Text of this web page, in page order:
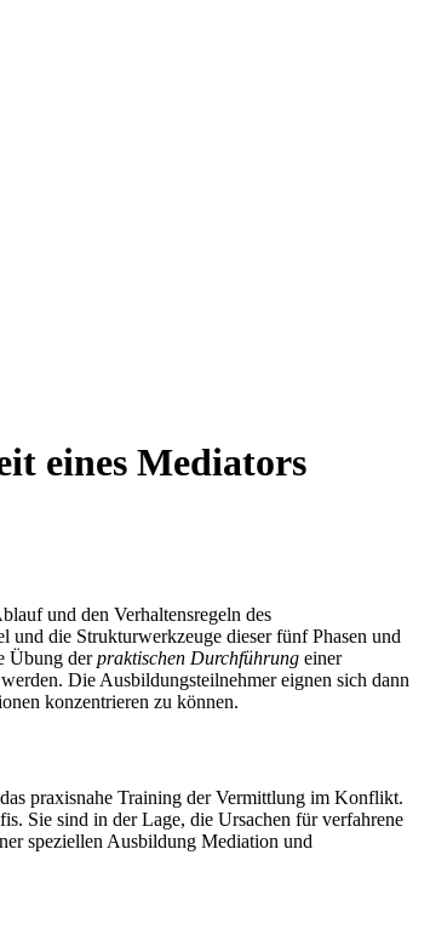
eines Mediators
und den Verhaltensregeln des
die Strukturwerkzeuge dieser fünf Phasen und
Übung derpraktischen Durchführung einer
Die Ausbildungsteilnehmer eignen sich dann
konzentrieren zu können.
praxisnahe Training der Vermittlung im Konflikt.
Sie sind in der Lage, die Ursachen für verfahrene
speziellen Ausbildung Mediation und